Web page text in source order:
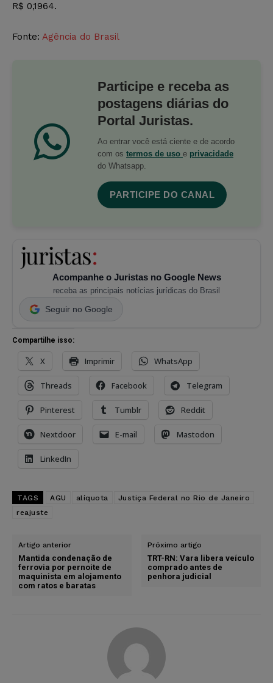
R$ 0,1964.
Fonte: Agência do Brasil
Participe e receba as
postagens diárias do
Portal Juristas.
Ao entrar você está ciente e de acordo
com os termos de uso e privacidade
do Whatsapp.
PARTICIPE DO CANAL
Acompanhe o Juristas no Google News
receba as principais notícias jurídicas do Brasil
Seguir no Google
Compartilhe isso:
X Imprimir WhatsApp
Threads Facebook Telegram
Pinterest Tumblr Reddit
Nextdoor E-mail Mastodon
LinkedIn
TAGS AGU alíquota
Justiça Federal no Rio de Janeiro
reajuste
Artigo anterior
Mantida condenação de
ferrovia por pernoite de
maquinista em alojamento
com ratos e baratas
Próximo artigo
TRT-RN: Vara libera veículo
comprado antes de
penhora judicial